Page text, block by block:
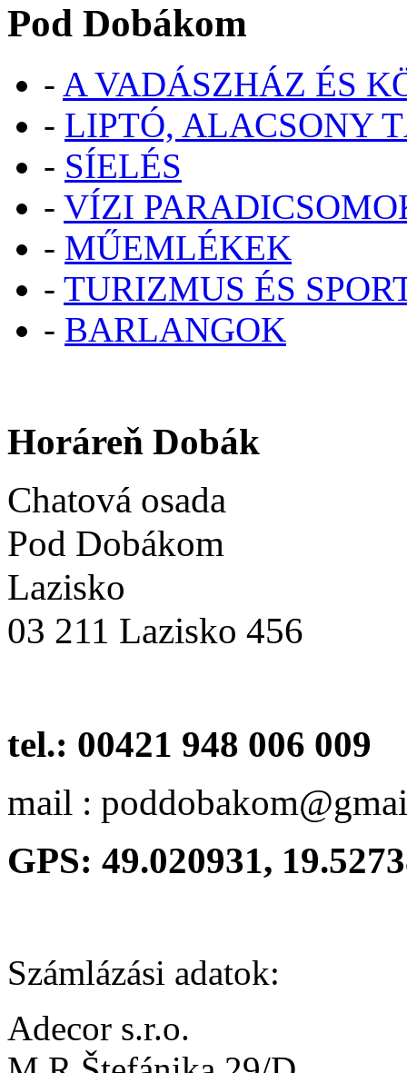
Pod Dobákom
- A VADÁSZHÁZ ÉS
- LIPTÓ, ALACSONY
- SÍELÉS
- VÍZI
- MŰEMLÉKEK
- TURIZMUS ÉS
- BARLANGOK
Horáreň Dobák
Chatová osada
Pod Dobákom
Lazisko
03 211 Lazisko 456
tel.: 00421 948 006 009
mail :
GPS: 49.020931,
Számlázási adatok:
Adecor s.r.o.